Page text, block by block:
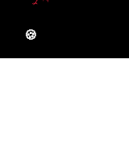
🍪
Juridische